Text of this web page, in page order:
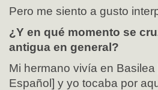
Pero me siento a gusto
¿Y en qué momento se
antigua en general?
Mi hermano vivía en
Español] y yo tocaba por